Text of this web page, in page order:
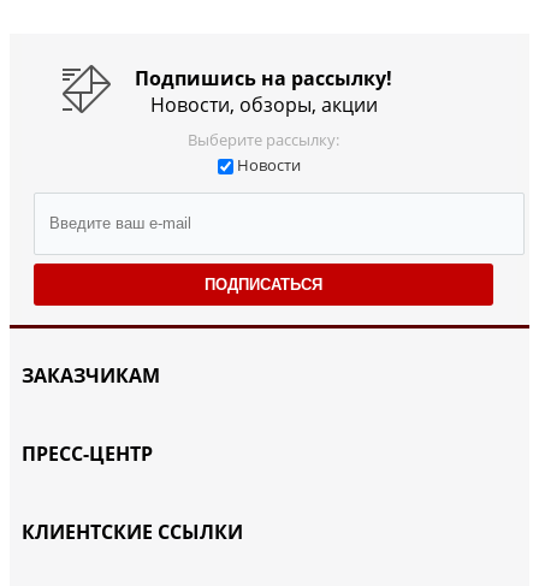
Подпишись на рассылку!
Новости, обзоры, акции
Выберите рассылку:
Новости
ПОДПИСАТЬСЯ
ЗАКАЗЧИКАМ
ПРЕСС-ЦЕНТР
КЛИЕНТСКИЕ ССЫЛКИ